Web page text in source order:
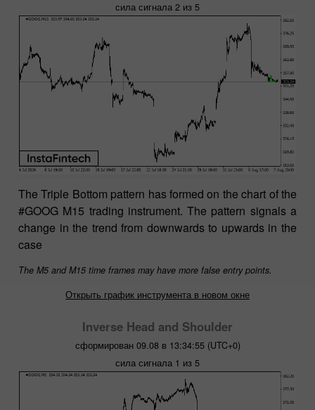
сила сигнала 2 из 5
The Triple Bottom pattern has formed on the chart of the
#GOOG M15 trading instrument. The pattern signals a
change in the trend from downwards to upwards in the
case
The M5 and M15 time frames may have more false entry points.
Открыть график инструмента в новом окне
Inverse Head and Shoulder
сформирован 09.08 в 13:34:55 (UTC+0)
сила сигнала 1 из 5